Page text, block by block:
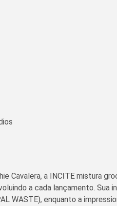
Cavalera, a INCITE mistura
a cada lançamento.
WASTE), enquanto a